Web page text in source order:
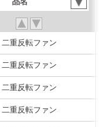
二重反転ファン
二重反転ファン
二重反転ファン
二重反転ファン